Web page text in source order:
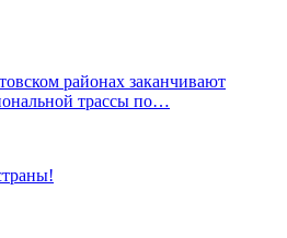
районах заканчивают
трассы по…